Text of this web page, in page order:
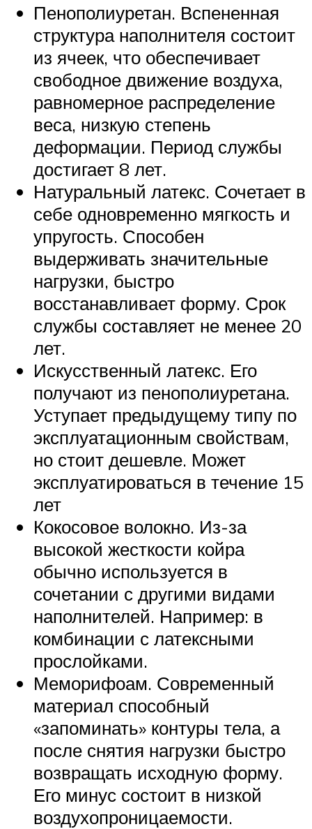
Пенополиуретан. Вспененная
структура наполнителя состоит
из ячеек, что обеспечивает
свободное движение воздуха,
равномерное распределение
веса, низкую степень
деформации. Период службы
достигает 8 лет.
Натуральный латекс. Сочетает в
себе одновременно мягкость и
упругость. Способен
выдерживать значительные
нагрузки, быстро
восстанавливает форму. Срок
службы составляет не менее 20
лет.
Искусственный латекс. Его
получают из пенополиуретана.
Уступает предыдущему типу по
эксплуатационным свойствам,
но стоит дешевле. Может
эксплуатироваться в течение 15
лет
Кокосовое волокно. Из-за
высокой жесткости койра
обычно используется в
сочетании с другими видами
наполнителей. Например: в
комбинации с латексными
прослойками.
Меморифоам. Современный
материал способный
«запоминать» контуры тела, а
после снятия нагрузки быстро
возвращать исходную форму.
Его минус состоит в низкой
воздухопроницаемости.